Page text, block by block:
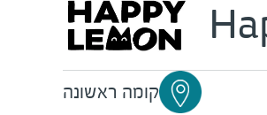
קומה ראשונה